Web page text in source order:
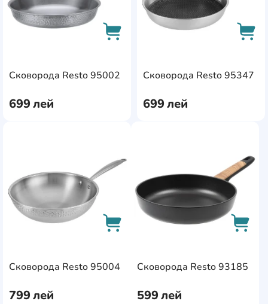
Сковорода Resto 95002
699лей
AddCardToCart
Сковорода Resto 95347
699лей
Сковорода Resto 95004
799лей
AddCardToCart
Сковорода Resto 93185
599лей